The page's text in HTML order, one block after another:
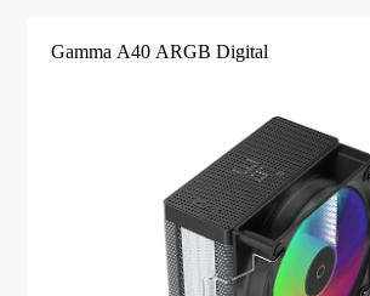
Gamma A40 ARGB Digital